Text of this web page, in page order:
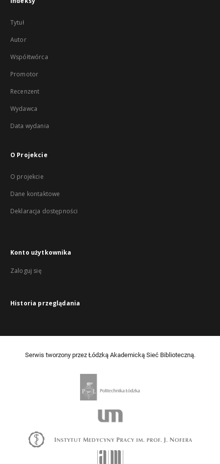
Tytuł
Autor
Współtwórca
Promotor
Recenzent
Wydawca
Data wydania
O Projekcie
O projekcie
Dane kontaktowe
Deklaracja dostępności
Konto użytkownika
Zaloguj się
Historia przeglądania
Serwis tworzony przez Łódzką Akademicką Sieć Biblioteczną.